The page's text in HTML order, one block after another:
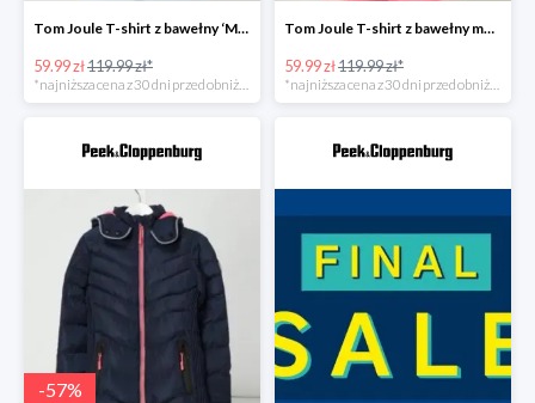
Tom Joule T-shirt z bawełny ‘Maggie’ Bleu -50%
59.99 zł119.99 zł*
Tom Joule T-shirt z bawełny model ‘Maggie’ -50%
59.99 zł119.99 zł*
-57%